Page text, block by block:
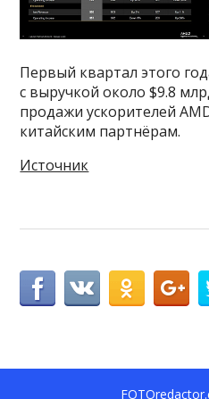
Первый квартал этого
с выручкой около $9.8
продажи ускорителей
китайским партнёрам.
Источник